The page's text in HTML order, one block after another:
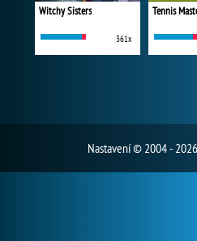
Witchy Sisters
361x
Tennis
Nastavení© 2004 -